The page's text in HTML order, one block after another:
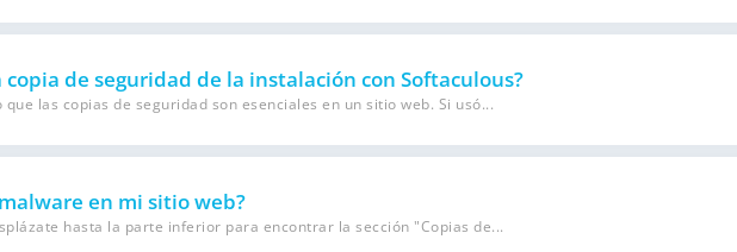
copia de seguridad de la instalación con Softaculous?
que las copias de seguridad son esenciales en un sitio web. Si usó...
en mi sitio web?
hasta la parte inferior para encontrar la sección "Copias de...